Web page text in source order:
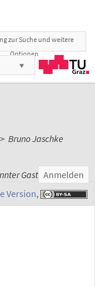
zur Suche und weitere
Optionen
> Bruno Jaschke
Gast Anmelden
Version,